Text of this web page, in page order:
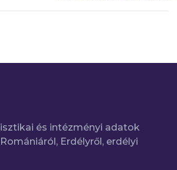
és intézményi adatok
Erdélyről, erdélyi